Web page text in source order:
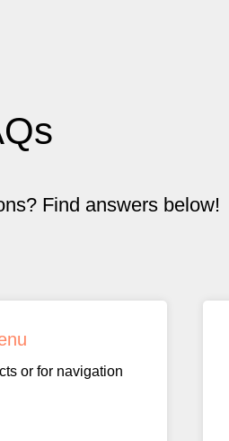
Find answers below!
or for navigation